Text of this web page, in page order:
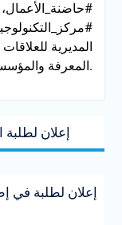
#حاضنة_الأعمال،
المديرية
المعرفة والمؤسسات الناشئة والمؤسسسات المصغرة.
إعلان لطلبة
إعلان لطلبة في